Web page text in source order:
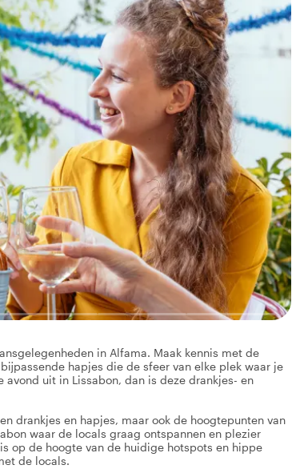
in Alfama. Maak kennis met de
hapjes die de sfeer van elke plek waar je
uit in Lissabon, dan is deze drankjes- en
drankjes en hapjes, maar ook de hoogtepunten van
waar de locals graag ontspannen en plezier
op de hoogte van de huidige hotspots en hippe
de locals.